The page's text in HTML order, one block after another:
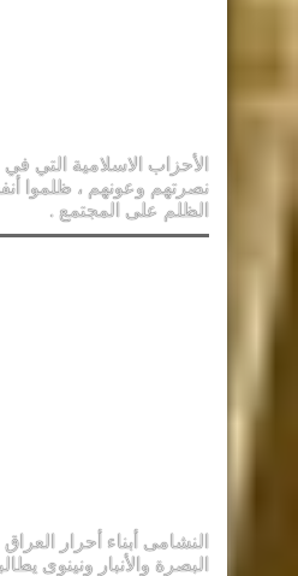
الأحزاب الاسلامية التي
نصرتهم وعونهم ، ظلموا
الظلم على المجتمع .
النشامى أبناء أحرار
البصرة والأنبار ونينوى